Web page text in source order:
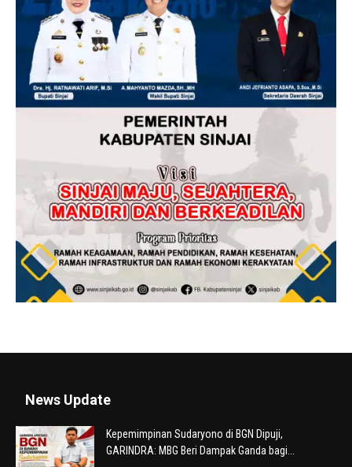
News Update
Kepemimpinan Sudaryono di BGN Dipuji,
GARINDRA: MBG Beri Dampak Ganda bagi...